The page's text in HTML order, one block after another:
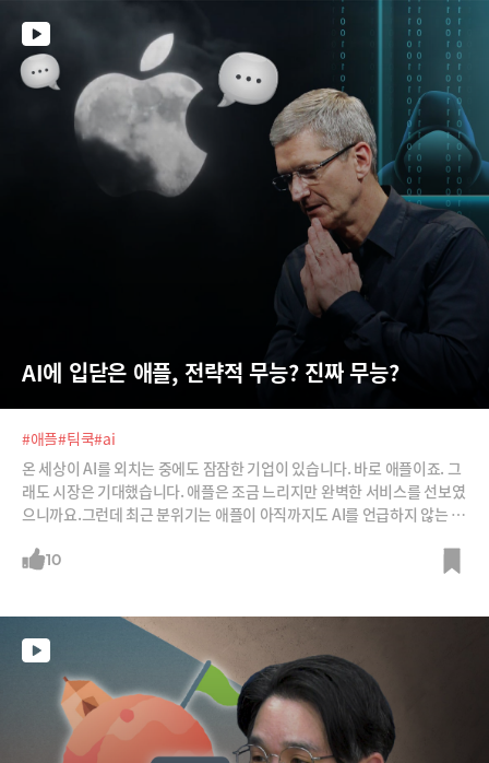
AI에 입닫은 애플, 전략적 무능? 진짜 무능?
#애플#팀쿡#ai
온 세상이 AI를 외치는 중에도 잠잠한 기업이 있습니다. 바로 애플이죠. 그
래도 시장은 기대했습니다. 애플은 조금 느리지만 완벽한 서비스를 선보였
으니까요.그런데 최근 분위기는 애플이 아직까지도 AI를 언급하지 않는 것
뜯어보면 꼭 그렇지만은 않은 것 같습니다. 하드웨어부터 소프트웨어까지
10